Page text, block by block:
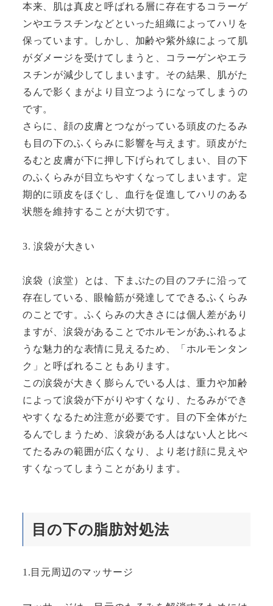
本来、肌は真皮と呼ばれる層に存在するコラーゲ
ンやエラスチンなどといった組織によってハリを
保っています。しかし、加齢や紫外線によって肌
がダメージを受けてしまうと、コラーゲンやエラ
スチンが減少してしまいます。その結果、肌がた
るんで影くまがより目立つようになってしまうの
です。
さらに、顔の皮膚とつながっている頭皮のたるみ
も目の下のふくらみに影響を与えます。頭皮がた
るむと皮膚が下に押し下げられてしまい、目の下
のふくらみが目立ちやすくなってしまいます。定
期的に頭皮をほぐし、血行を促進してハリのある
状態を維持することが大切です。
3. 涙袋が大きい
涙袋（涙堂）とは、下まぶたの目のフチに沿って
存在している、眼輪筋が発達してできるふくらみ
のことです。ふくらみの大きさには個人差があり
ますが、涙袋があることでホルモンがあふれるよ
うな魅力的な表情に見えるため、「ホルモンタン
ク」と呼ばれることもあります。
この涙袋が大きく膨らんでいる人は、重力や加齢
によって涙袋が下がりやすくなり、たるみができ
やすくなるため注意が必要です。目の下全体がた
るんでしまうため、涙袋がある人はない人と比べ
てたるみの範囲が広くなり、より老け顔に見えや
すくなってしまうことがあります。
目の下の脂肪対処法
1.目元周辺のマッサージ